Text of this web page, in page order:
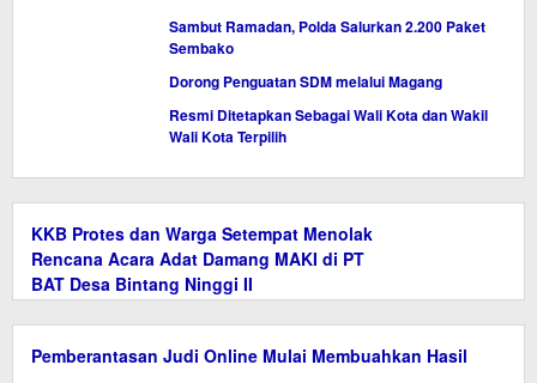
Sambut Ramadan, Polda Salurkan 2.200 Paket
Sembako
Dorong Penguatan SDM melalui Magang
Resmi Ditetapkan Sebagai Wali Kota dan Wakil
Wali Kota Terpilih
KKB Protes dan Warga Setempat Menolak
Rencana Acara Adat Damang MAKI di PT
BAT Desa Bintang Ninggi II
Pemberantasan Judi Online Mulai Membuahkan Hasil